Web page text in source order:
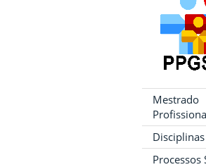
Mestrado
Disciplinas
Processos